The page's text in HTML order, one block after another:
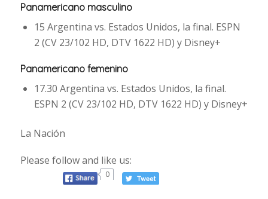
Panamericano masculino
15 Argentina vs. Estados Unidos, la final. ESPN
2 (CV 23/102 HD, DTV 1622 HD) y Disney+
Panamericano femenino
17.30 Argentina vs. Estados Unidos, la final.
ESPN 2 (CV 23/102 HD, DTV 1622 HD) y Disney+
La Nación
Please follow and like us:
0